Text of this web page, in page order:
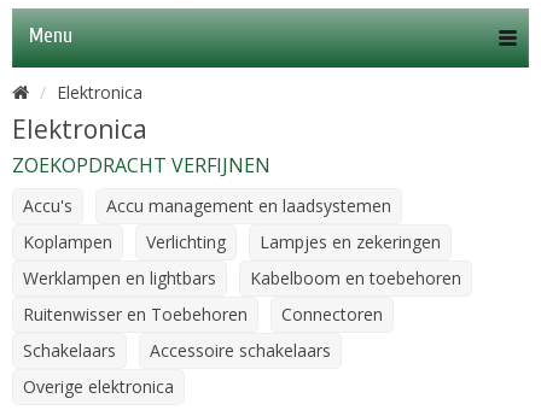
Menu
Elektronica
Elektronica
ZOEKOPDRACHT VERFIJNEN
Accu's
Accu management en laadsystemen
Koplampen
Verlichting
Lampjes en zekeringen
Werklampen en lightbars
Kabelboom en toebehoren
Ruitenwisser en Toebehoren
Connectoren
Schakelaars
Accessoire schakelaars
Overige elektronica